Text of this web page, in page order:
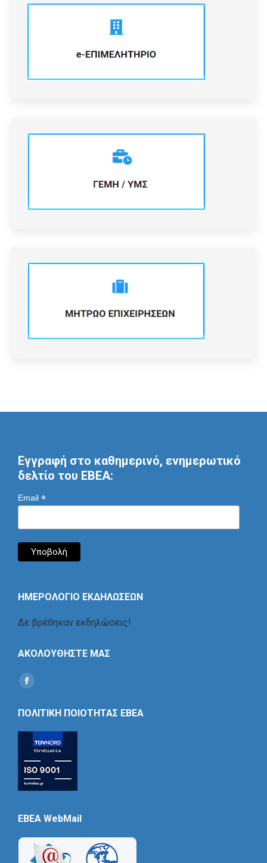
Εγγραφή στο καθημερινό, ενημερωτικό
δελτίο του ΕΒΕΑ:
Email *
ΗΜΕΡΟΛΟΓΙΟ ΕΚΔΗΛΩΣΕΩΝ
Δε βρέθηκαν εκδηλώσεις!
ΑΚΟΛΟΥΘΗΣΤΕ ΜΑΣ
Find us on:
Social
ΠΟΛΙΤΙΚΗ ΠΟΙΟΤΗΤΑΣ ΕΒΕΑ
EBEA WebMail